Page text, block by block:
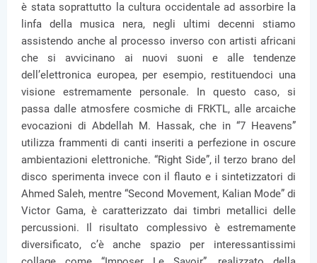
è stata soprattutto la cultura occidentale ad assorbire la
linfa della musica nera, negli ultimi decenni stiamo
assistendo anche al processo inverso con artisti africani
che si avvicinano ai nuovi suoni e alle tendenze
dell’elettronica europea, per esempio, restituendoci una
visione estremamente personale. In questo caso, si
passa dalle atmosfere cosmiche di FRKTL, alle arcaiche
evocazioni di Abdellah M. Hassak, che in “7 Heavens”
utilizza frammenti di canti inseriti a perfezione in oscure
ambientazioni elettroniche. “Right Side”, il terzo brano del
disco sperimenta invece con il flauto e i sintetizzatori di
Ahmed Saleh, mentre “Second Movement, Kalian Mode” di
Victor Gama, è caratterizzato dai timbri metallici delle
percussioni. Il risultato complessivo è estremamente
diversificato, c’è anche spazio per interessantissimi